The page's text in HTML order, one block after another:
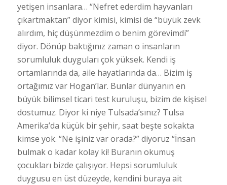
yetişen insanlara… “Nefret ederdim hayvanları
çıkartmaktan” diyor kimisi, kimisi de “büyük zevk
alırdım, hiç düşünmezdim o benim görevimdi”
diyor. Dönüp baktığınız zaman o insanların
sorumluluk duyguları çok yüksek. Kendi iş
ortamlarında da, aile hayatlarında da… Bizim iş
ortağımız var Hogan’lar. Bunlar dünyanın en
büyük bilimsel ticari test kuruluşu, bizim de kişisel
dostumuz. Diyor ki niye Tulsada’sınız? Tulsa
Amerika’da küçük bir şehir, saat beşte sokakta
kimse yok. “Ne işiniz var orada?” diyoruz “İnsan
bulmak o kadar kolay ki! Buranın okumuş
çocukları bizde çalışıyor. Hepsi sorumluluk
duygusu en üst düzeyde, kendini buraya ait